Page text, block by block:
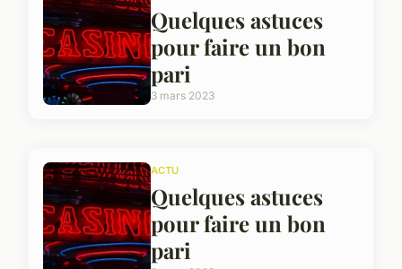
Quelques astuces
pour faire un bon
pari
3 mars 2023
ACTU
Quelques astuces
pour faire un bon
pari